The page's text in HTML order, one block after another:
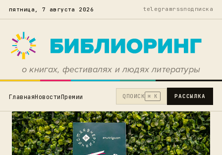
пятница, 7 августа 2026 telegramrssподписка
о книгах, фестивалях и людях литературы
ГлавнаяНовостиПремии Q ПОИСК ⌘ K РАССЫЛКА